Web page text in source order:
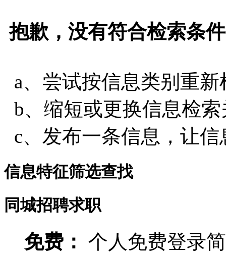
抱歉，没有符合检索条
a、尝试按信息类别重
b、缩短或更换信息检
c、发布一条信息，让
信息特征筛选查找
同城招聘求职
免费： 个人免费登录